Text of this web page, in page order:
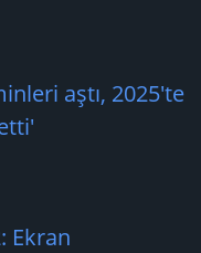
aştı, 2025'te
Ekran